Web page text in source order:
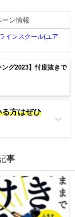
ーン情報
インスクール(ユア
ング2023】忖度抜きで
方はぜひ
事